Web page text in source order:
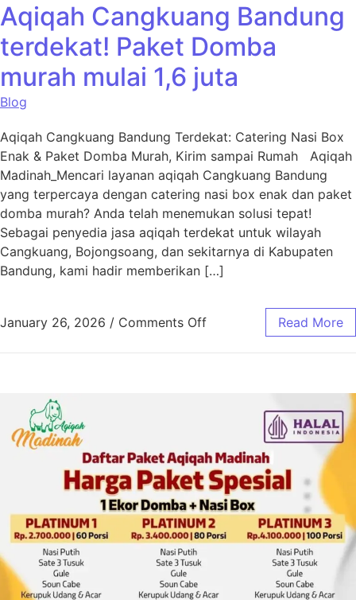
Aqiqah Cangkuang Bandung
terdekat! Paket Domba
murah mulai 1,6 juta
Blog
Aqiqah Cangkuang Bandung Terdekat: Catering Nasi Box
Enak & Paket Domba Murah, Kirim sampai Rumah Aqiqah
Madinah_Mencari layanan aqiqah Cangkuang Bandung
yang terpercaya dengan catering nasi box enak dan paket
domba murah? Anda telah menemukan solusi tepat!
Sebagai penyedia jasa aqiqah terdekat untuk wilayah
Cangkuang, Bojongsoang, dan sekitarnya di Kabupaten
Bandung, kami hadir memberikan […]
January 26, 2026 / Comments Off Read More